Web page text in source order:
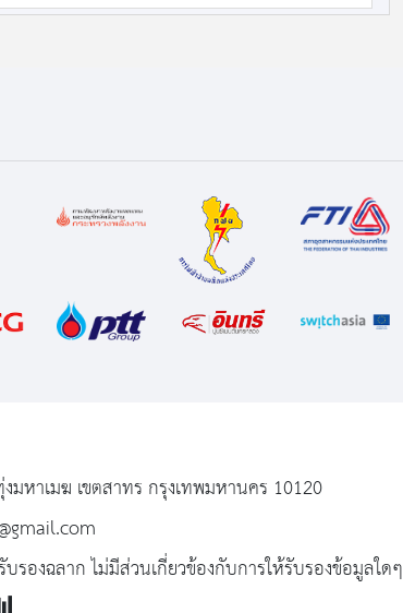
หาเมฆ เขตสาทร กรุงเทพมหานคร 10120
องฉลาก ไม่มีส่วนเกี่ยวข้องกับการให้รับรองข้อมูลใดๆ